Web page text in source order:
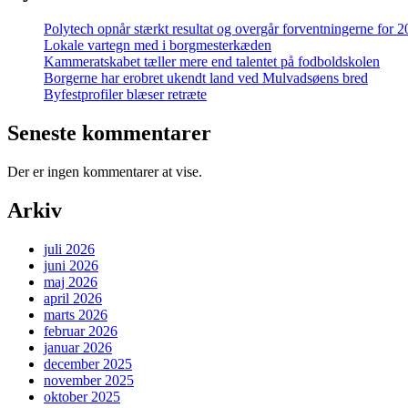
Polytech opnår stærkt resultat og overgår forventningerne for
Lokale vartegn med i borgmesterkæden
Kammeratskabet tæller mere end talentet på fodboldskolen
Borgerne har erobret ukendt land ved Mulvadsøens bred
Byfestprofiler blæser retræte
Seneste kommentarer
Der er ingen kommentarer at vise.
Arkiv
juli 2026
juni 2026
maj 2026
april 2026
marts 2026
februar 2026
januar 2026
december 2025
november 2025
oktober 2025